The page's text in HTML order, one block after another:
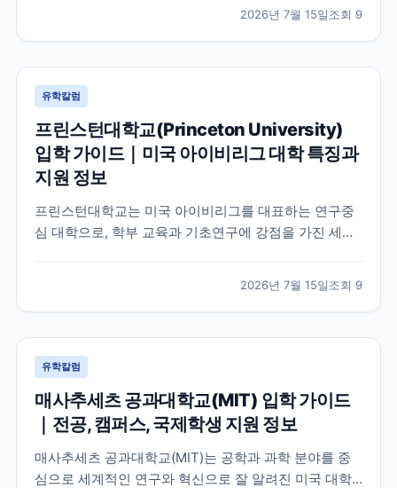
2026년 7월 15일조회 9
유학칼럼
프린스턴대학교(Princeton University)
입학 가이드｜미국 아이비리그 대학 특징과
지원 정보
프린스턴대학교는 미국 아이비리그를 대표하는 연구중
심 대학으로, 학부 교육과 기초연구에 강점을 가진 세계
2026년 7월 15일조회 9
유학칼럼
매사추세츠 공과대학교(MIT) 입학 가이드
｜전공, 캠퍼스, 국제학생 지원 정보
매사추세츠 공과대학교(MIT)는 공학과 과학 분야를 중
심으로 세계적인 연구와 혁신으로 잘 알려진 미국 대학